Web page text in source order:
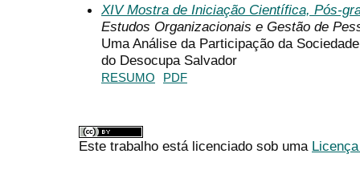
XIV Mostra de Iniciação Científica, Pós-
Estudos Organizacionais e Gestão de
Uma Análise da Participação da
do Desocupa Salvador
RESUMO PDF
Este trabalho está licenciado sob uma